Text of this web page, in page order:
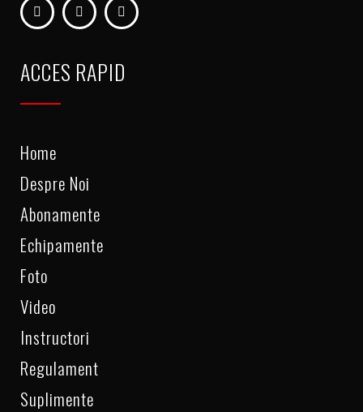
ACCES RAPID
Home
Despre Noi
Abonamente
Echipamente
Foto
Video
Instructori
Regulament
Suplimente